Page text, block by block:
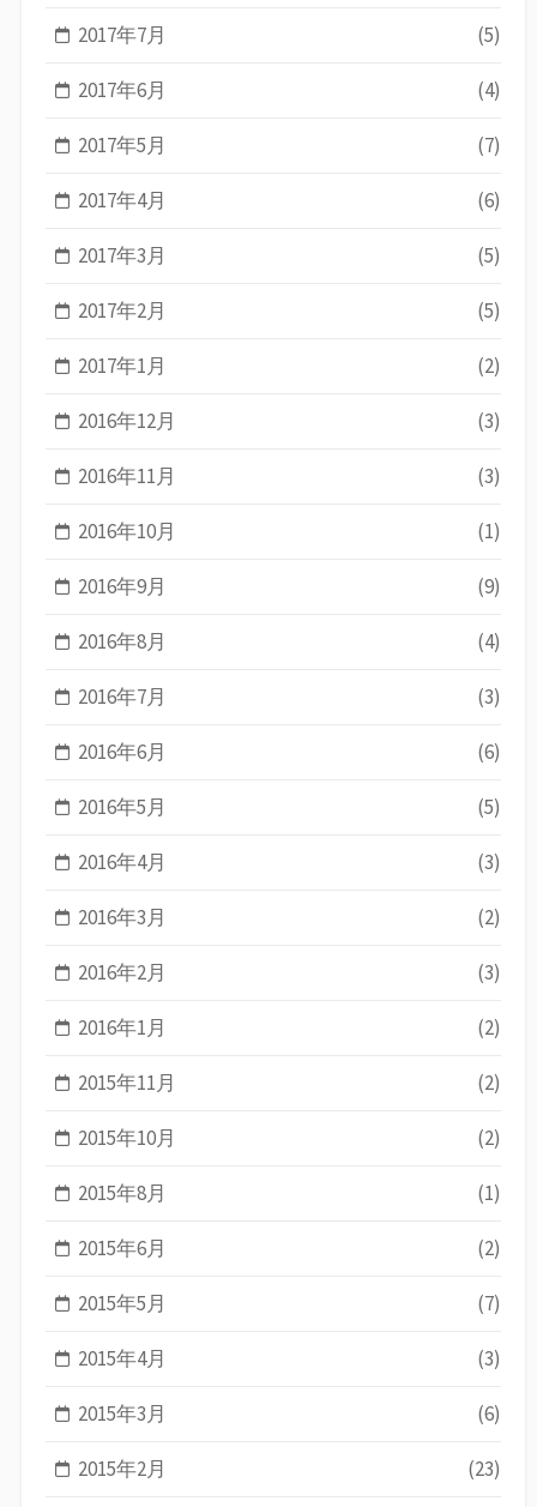
2017年7月 (5)
2017年6月 (4)
2017年5月 (7)
2017年4月 (6)
2017年3月 (5)
2017年2月 (5)
2017年1月 (2)
2016年12月 (3)
2016年11月 (3)
2016年10月 (1)
2016年9月 (9)
2016年8月 (4)
2016年7月 (3)
2016年6月 (6)
2016年5月 (5)
2016年4月 (3)
2016年3月 (2)
2016年2月 (3)
2016年1月 (2)
2015年11月 (2)
2015年10月 (2)
2015年8月 (1)
2015年6月 (2)
2015年5月 (7)
2015年4月 (3)
2015年3月 (6)
2015年2月 (23)